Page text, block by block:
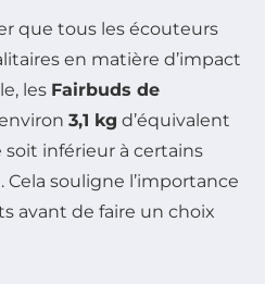
que tous les écouteurs
en matière d’impact
les Fairbuds de
3,1 kg d’équivalent
soit inférieur à certains
souligne l’importance
avant de faire un choix